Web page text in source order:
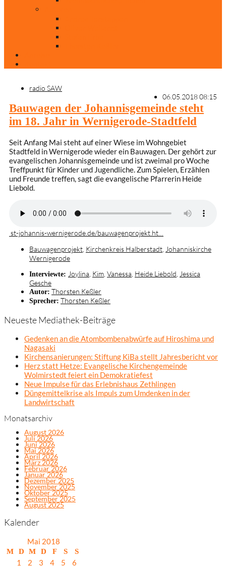
radio SAW
06.05.2018 08:15
Bauwagen der Johannisgemeinde steht
im 18. Jahr in Wernigerode-Stadtfeld
Seit Anfang Mai steht auf einer Wiese im Wohngebiet
Stadtfeld in Wernigerode wieder ein Bauwagen. Der gehört zur
evangelischen Johannisgemeinde und ist zweimal pro Woche
Treffpunkt für Kinder und Jugendliche. Zum Spielen, Erzählen
und Freunde treffen, sagt die evangelische Pfarrerin Heide
Liebold.
st-johannis-wernigerode.de/bauwagenprojekt.ht…
Bauwagenprojekt Kirchenkreis Halberstadt Johanniskirche
Wernigerode
Interviewte: Joylina Kim Vanessa Heide Liebold Jessica
Gesche
Autor: Thorsten Keßler
Sprecher: Thorsten Keßler
Neueste Mediathek-Beiträge
Gedenken an die Atombombenabwürfe auf Hiroshima und
Nagasaki
Kirchensanierungen: Stiftung KiBa stellt Jahresbericht vor
Herz statt Hetze: Evangelische Kirchengemeinde
Wolmirstedt feiert ein Demokratiefest
Neue Impulse für das Erlebnishaus Zethlingen
Düngemittelkrise als Impuls zum Umdenken in der
Landwirtschaft
Monatsarchiv
August 2026
Juli 2026
Juni 2026
Mai 2026
April 2026
März 2026
Februar 2026
Januar 2026
Dezember 2025
November 2025
Oktober 2025
September 2025
August 2025
Kalender
Mai 2018
M D M D F S S
1 2 3 4 5 6